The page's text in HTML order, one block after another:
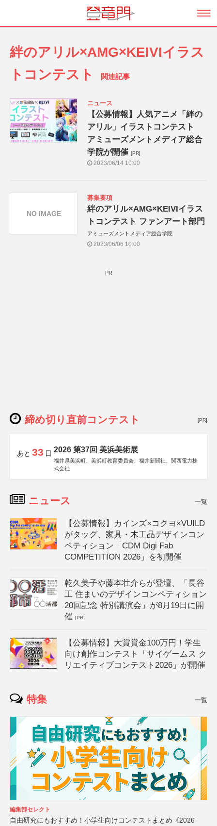
絆のアリル×AMG×KEIVIイラス
トコンテスト
関連記事
ニュース
【公募情報】人気アニメ「絆の
アリル」イラストコンテスト
アミューズメントメディア総合
学院が開催 [PR]
2023/06/14 10:00
募集要項
絆のアリル×AMG×KEIVIイラス
トコンテスト ファンアート部門
アミューズメントメディア総合学院
2023/06/06 10:00
NO IMAGE
PR
締め切り直前コンテスト [PR]
あと 33 日 2026 第37回 美浜美術展
福井県美浜町、美浜町教育委員会、福井新聞社、関西電力株
式会社
ニュース 一覧
【公募情報】カインズ×コクヨ×VUILD
がタッグ、家具・木工品デザインコン
ペティション「CDM Digi Fab
COMPETITION 2026」を初開催
乾久美子や藤本壮介らが登壇、「長谷
工 住まいのデザインコンペティション
20回記念 特別講演会」が8月19日に開
催[PR]
【公募情報】大賞賞金100万円！学生
向け創作コンテスト「サイゲームス ク
リエイティブコンテスト2026」が開催
特集 一覧
編集部セレクト
自由研究にもおすすめ！小学生向けコンテストまとめ《2026